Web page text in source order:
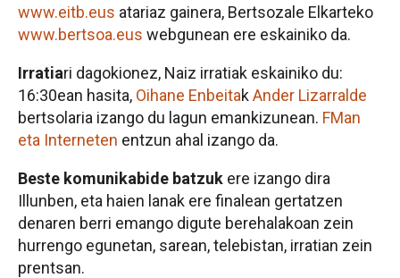
www.eitb.eus atariaz gainera, Bertsozale Elkarteko
www.bertsoa.eus webgunean ere eskainiko da.
Irratiari dagokionez, Naiz irratiak eskainiko du:
16:30ean hasita, Oihane EnbeitakAnder Lizarralde
bertsolaria izango du lagun emankizunean. FMan
eta Interneten entzun ahal izango da.
Beste komunikabide batzuk ere izango dira
Illunben, eta haien lanak ere finalean gertatzen
denaren berri emango digute berehalakoan zein
hurrengo egunetan, sarean, telebistan, irratian zein
prentsan.